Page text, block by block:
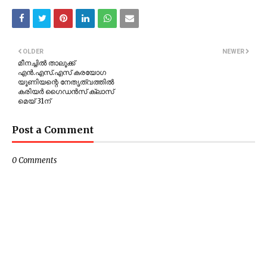
NEWER
OLDER
മീനച്ചിൽ താലൂക്ക്
എൻ.എസ്.എസ് കരയോഗ
യൂണിയന്റെ നേതൃത്വത്തിൽ
കരിയർ ഗൈഡൻസ് ക്ലാസ്
മെയ് 31ന്
Post a Comment
0 Comments